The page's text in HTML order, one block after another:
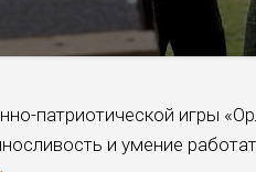
патриотической игры
и умение